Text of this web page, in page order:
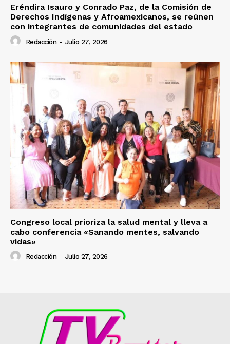
Eréndira Isauro y Conrado Paz, de la Comisión de
Derechos Indígenas y Afroamexicanos, se reúnen
con integrantes de comunidades del estado
Redacción - Julio 27, 2026
Congreso local prioriza la salud mental y lleva a
cabo conferencia «Sanando mentes, salvando
vidas»
Redacción - Julio 27, 2026